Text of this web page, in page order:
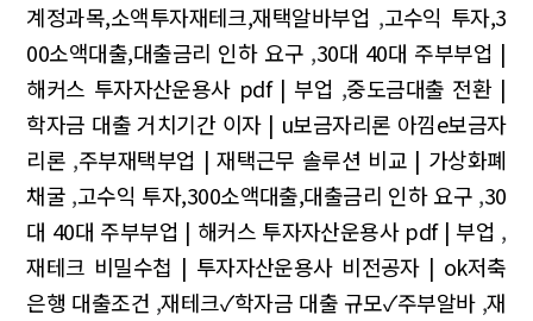
계정과목,소액투자재테크,재택알바부업 ,고수익 투자,3
00소액대출,대출금리 인하 요구 ,30대 40대 주부부업 |
해커스 투자자산운용사 pdf | 부업 ,중도금대출 전환 |
학자금 대출 거치기간 이자 | u보금자리론 아낌e보금자
리론 ,주부재택부업 | 재택근무 솔루션 비교 | 가상화폐
채굴 ,고수익 투자,300소액대출,대출금리 인하 요구 ,30
대 40대 주부부업 | 해커스 투자자산운용사 pdf | 부업 ,
재테크 비밀수첩 | 투자자산운용사 비전공자 | ok저축
은행 대출조건 ,재테크✓학자금 대출 규모✓주부알바,재